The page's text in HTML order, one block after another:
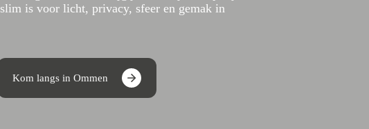
is voor licht, privacy, sfeer en gemak in
Kom langs in Ommen